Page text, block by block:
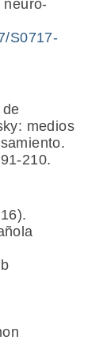
neuro-
S0717-
medios
210.